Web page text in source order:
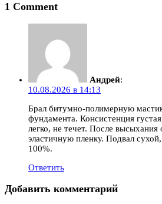
1 Comment
Андрей:
10.08.2026 в 14:13
Брал битумно-полимерную
фундамента. Консистенция
легко, не течет. После
эластичную пленку. Подвал
100%.
Ответить
Добавить комментарий